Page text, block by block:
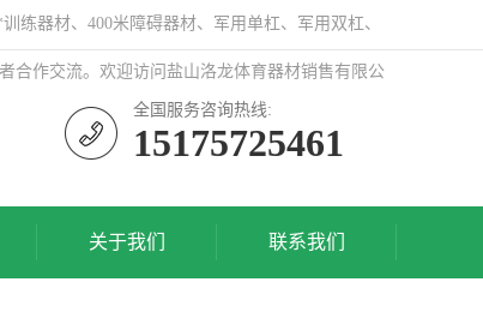
练器材、400米障碍器材、军用单杠、军用双杠、
合作交流。欢迎访问盐山洛龙体育器材销售有限公
全国服务咨询热线:
15175725461
关于我们 联系我们